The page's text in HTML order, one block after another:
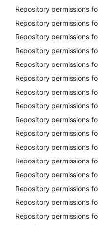
Repository permissions
Repository permissions
Repository permissions
Repository permissions
Repository permissions
Repository permissions
Repository permissions
Repository permissions
Repository permissions
Repository permissions
Repository permissions
Repository permissions
Repository permissions
Repository permissions
Repository permissions
Repository permissions